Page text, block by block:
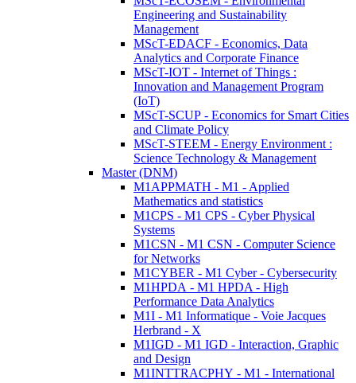
Engineering and Sustainability
Management
MScT-EDACF - Economics, Data
Analytics and Corporate Finance
MScT-IOT - Internet of Things :
Innovation and Management Program
(IoT)
MScT-SCUP - Economics for Smart Cities
and Climate Policy
MScT-STEEM - Energy Environment :
Science Technology & Management
Master (DNM)
M1APPMATH - M1 - Applied
Mathematics and statistics
M1CPS - M1 CPS - Cyber Physical
Systems
M1CSN - M1 CSN - Computer Science
for Networks
M1CYBER - M1 Cyber - Cybersecurity
M1HPDA - M1 HPDA - High
Performance Data Analytics
M1I - M1 Informatique - Voie Jacques
Herbrand - X
M1IGD - M1 IGD - Interaction, Graphic
and Design
M1INTTRACPHY - M1 - International